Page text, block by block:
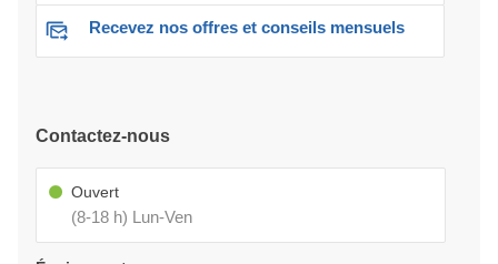
Recevez nos offres et conseils mensuels
Contactez-nous
Ouvert
(8-18 h) Lun-Ven